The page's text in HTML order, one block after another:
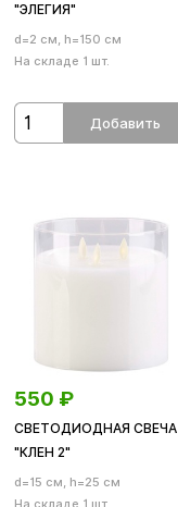
"ЭЛЕГИЯ"
d=2 см, h=150 см
На складе 1 шт.
Добавить
550 ₽
СВЕТОДИОДНАЯ СВЕЧА
"КЛЕН 2"
d=15 см, h=25 см
На складе 1 шт.